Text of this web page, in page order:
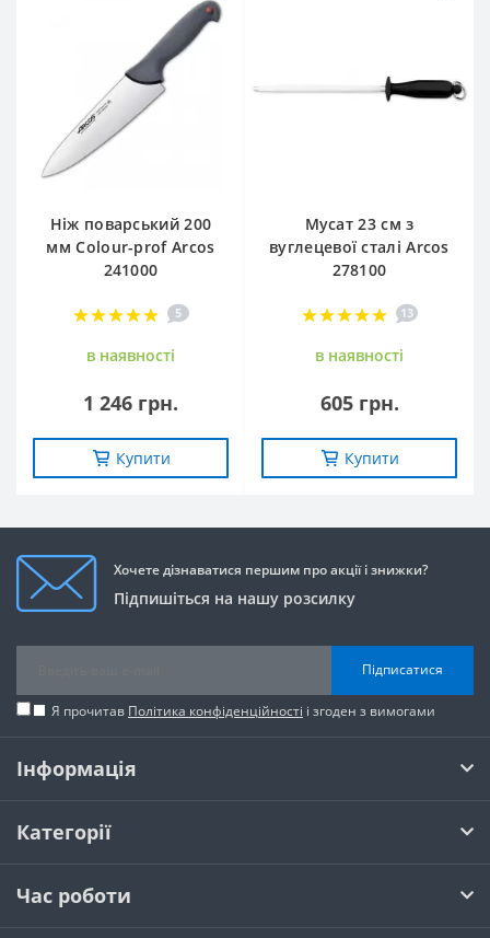
Ніж поварський 200
мм Сolour-prof Arcos
241000
5
в наявностi
1 246 грн.
Купити
Мусат 23 см з
вуглецевої сталі Arcos
278100
13
в наявностi
605 грн.
Купити
Хочете дізнаватися першим про акції і знижки?
Підпишіться на нашу розсилку
Підписатися
Я прочитав Політика конфіденційності і згоден з вимогами
Інформація
Категорії
Час роботи